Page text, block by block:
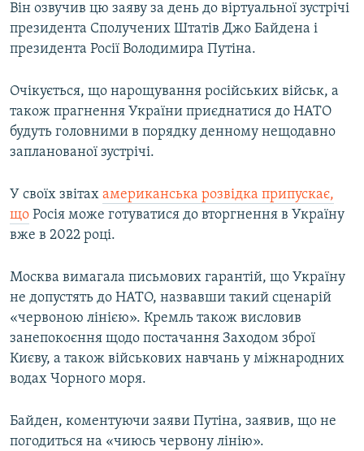
Він озвучив цю заяву за день до віртуальної зустрічі
президента Сполучених Штатів Джо Байдена і
президента Росії Володимира Путіна.
Очікується, що нарощування російських військ, а
також прагнення України приєднатися до НАТО
будуть головними в порядку денному нещодавно
запланованої зустрічі.
У своїх звітах американська розвідка припускає,
що Росія може готуватися до вторгнення в Україну
вже в 2022 році.
Москва вимагала письмових гарантій, що Україну
не допустять до НАТО, назвавши такий сценарій
«червоною лінією». Кремль також висловив
занепокоєння щодо постачання Заходом зброї
Києву, а також військових навчань у міжнародних
водах Чорного моря.
Байден, коментуючи заяви Путіна, заявив, що не
погодиться на «чиюсь червону лінію».